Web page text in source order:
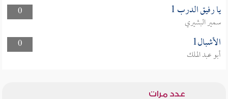
0
يا رفيق الدرب 1
سمير البشيري
0
الأشبال1
أبو عبد الملك
عدد مرات